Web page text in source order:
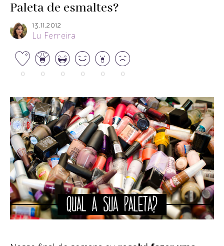
Paleta de esmaltes?
13.11.2012
Lu Ferreira
0 0 0 0 0 0